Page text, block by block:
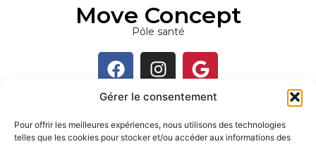
Gérer le consentement
Pour offrir les meilleures expériences, nous utilisons des technologies
telles que les cookies pour stocker et/ou accéder aux informations des
Move Concept
Pôle santé
Rue Alphonse Collette 19, 4910 Jehanster